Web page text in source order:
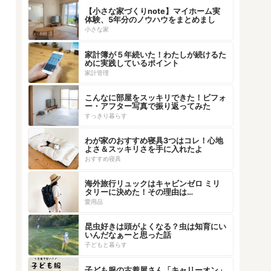
【小さな家づくりnote】マイホーム実
体験、5年分のノウハウをまとめまし
た！
小さな家
家計簿が５年続いた！わたしが続けるた
めに実践しているポイント
家計管理
こんなに部屋をスッキリできた！ビフォ
ー・アフター写真で振り返ってみた
すっきり暮らす
わが家のおすすめ寝具3つはコレ！心地
よさ＆スッキリさを手に入れたよ
おすすめ寝具
海外旅行リュックはキャビンゼロ ミリ
タリーに決めた！その理由は…
愛用品
昆虫好きは頭がよくなる？虫は知育にい
いんだなぁーと思った話
子どもと暮らす